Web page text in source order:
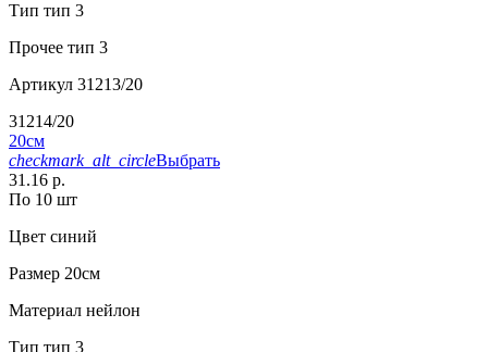
Тип тип 3
Прочее тип 3
Артикул 31213/20
31214/20
20см
checkmark_alt_circleВыбрать
31.16 р.
По 10 шт
Цвет синий
Размер 20см
Материал нейлон
Тип тип 3